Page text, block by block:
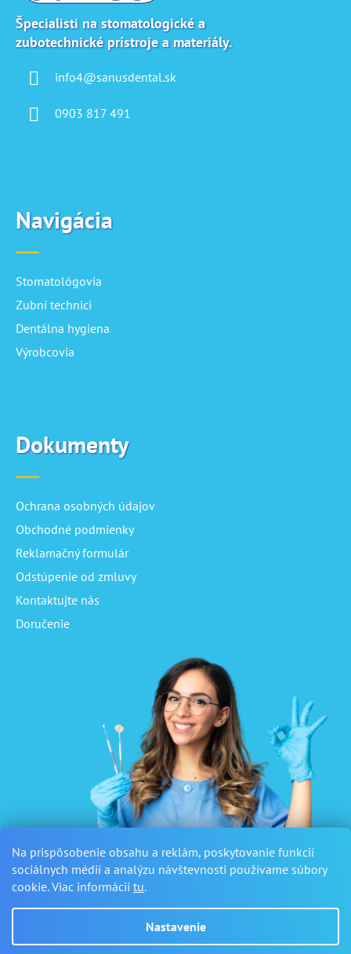
Na prispôsobenie obsahu a reklám, poskytovanie funkcií
sociálnych médií a analýzu návštevnosti používame súbory
cookie. Viac informácií tu.
Nastavenie
Špecialisti na stomatologické a
zubotechnické prístroje a materiály.
info4@sanusdental.sk
0903 817 491
Navigácia
Stomatológovia
Zubní technici
Dentálna hygiena
Výrobcovia
Dokumenty
Ochrana osobných údajov
Obchodné podmienky
Reklamačný formulár
Odstúpenie od zmluvy
Kontaktujte nás
Doručenie